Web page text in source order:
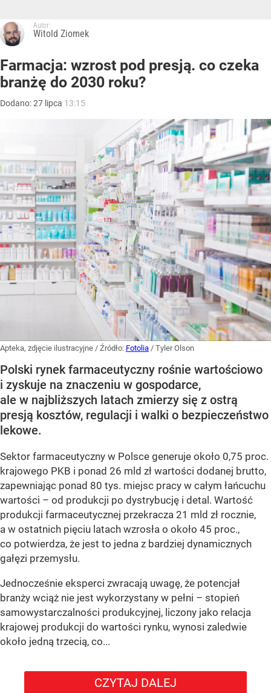
Autor:
Witold Ziomek
Farmacja: wzrost pod presją. co czeka
branżę do 2030 roku?
Dodano:27 lipca 13:15
Apteka, zdjęcie ilustracyjne / Źródło: Fotolia / Tyler Olson
Polski rynek farmaceutyczny rośnie wartościowo
i zyskuje na znaczeniu w gospodarce,
ale w najbliższych latach zmierzy się z ostrą
presją kosztów, regulacji i walki o bezpieczeństwo
lekowe.
Sektor farmaceutyczny w Polsce generuje około 0,75 proc.
krajowego PKB i ponad 26 mld zł wartości dodanej brutto,
zapewniając ponad 80 tys. miejsc pracy w całym łańcuchu
wartości – od produkcji po dystrybucję i detal. Wartość
produkcji farmaceutycznej przekracza 21 mld zł rocznie,
a w ostatnich pięciu latach wzrosła o około 45 proc.,
co potwierdza, że jest to jedna z bardziej dynamicznych
gałęzi przemysłu.
Jednocześnie eksperci zwracają uwagę, że potencjał
branży wciąż nie jest wykorzystany w pełni – stopień
samowystarczalności produkcyjnej, liczony jako relacja
krajowej produkcji do wartości rynku, wynosi zaledwie
około jedną trzecią, co...
CZYTAJ DALEJ